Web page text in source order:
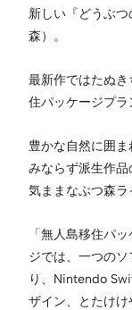
新しい『どうぶ
森）。
最新作ではたぬ
住パッケージプラ
豊かな自然に囲
みならず派生作
気ままなぶつ森ラ
「無人島移住パ
ジでは、一つの
り、Nintendo
ザイン、とたけ